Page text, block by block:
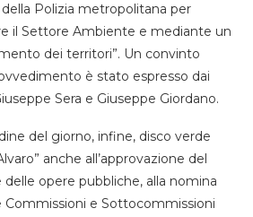
Polizia metropolitana per
il Settore Ambiente e mediante un
dei territori”. Un convinto
è stato espresso dai
Sera e Giuseppe Giordano.
del giorno, infine, disco verde
anche all’approvazione del
opere pubbliche, alla nomina
e Sottocommissioni